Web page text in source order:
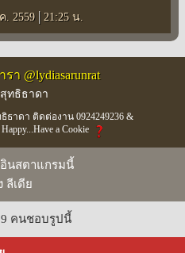
. 2559 | 21:25 น.
รา @lydiasarunrat
ทธิธาดา
าดา ติดต่องาน 0924249236 &
a Cookie
นสตาแกรมนี้
ลีเดีย
คนชอบรูปนี้